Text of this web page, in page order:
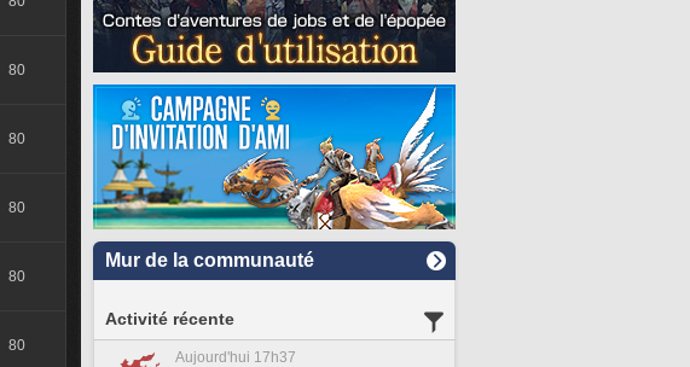
80
80
80
80
80
Mur de la communauté
Activité récente
Aujourd'hui 17h37